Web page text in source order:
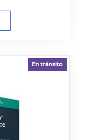
En tránsito